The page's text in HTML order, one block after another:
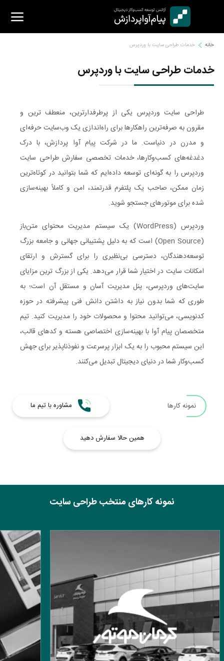
content
خانه خدمات طراحی سایت با وردپرس
خدمات طراحی سایت با وردپرس
طراحی سایت وردپرس یکی از پرطرفدارترین، منعطف‌ ترین و
مقرون‌ به‌ صرفه‌ترین راهکارها برای راه‌اندازی یک وب‌سایت حرفه‌ای
و مدرن در دنیاست. ما در شرکت پیام آوا پردازش، با درک
دغدغه‌های کسب‌وکارها، خدمات تخصصی سفارش طراحی سایت
وردپرس را به گونه‌ای توسعه داده‌ایم که شما بتوانید در کوتاه‌ترین
زمان ممکن، صاحب یک پلتفرم قدرتمند، امن و کاملاً بهینه‌سازی
شده برای موتورهای جستجو شوید.
وردپرس (WordPress) یک سیستم مدیریت محتوای متن‌باز
(Open Source) است که به دلیل پشتیبانی جهانی و جامعه بزرگ
توسعه‌دهندگان، دسترسی بی‌نظیری را برای گسترش و ارتقای
امکانات سایت در اختیار شما قرار می‌دهد. یکی از بزرگ‌ ترین مزایای
سایت‌های وردپرسی، پنل مدیریت آسان و مستقل آن است؛ به
طوری که شما بدون نیاز به داشتن دانش فنی پیشرفته در حوزه
کدنویسی، می‌توانید محتوا و محصولات خود را مدیریت کنید. تیم
متخصصان پیام آوا با بهینه‌سازی اختصاصی هسته و کدهای قالب،
این سیستم محبوب را به یک ابزار پرسرعت و نفوذناپذیر برای جهش
کسب‌وکار شما در دنیای دیجیتال تبدیل می‌کنند.
مشاوره با تیم ما نمونه کارها
همین حالا سفارش دهید
نمونه کارهای منتخب طراحی سایت